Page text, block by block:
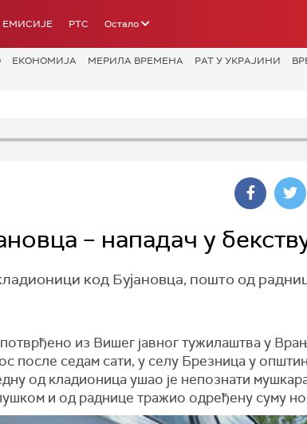
ЕМИСИЈЕ РТС Остало
ЕКОНОМИЈА МЕРИЛА ВРЕМЕНА РАТ У УКРАЈИНИ
– нападач у
код Бујановца, пошто од
из Вишег јавног тужилаштва у
после седам сати, у селу Брезница у
од кладионица ушао је непознати
и од раднице тражио одређену суму